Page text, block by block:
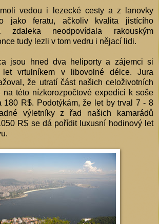
vedou i lezecké cesty a z lanovky
jako feratu, ačkoliv kvalita jistícího
zdaleka neodpovídala rakouským
tudy lezli v tom vedru i nějací lidi.
jsou hned dva heliporty a zájemci si
let vrtulníkem v libovolné délce. Jura
že utratí část našich celoživotních
na této nízkorozpočtové expedici k soše
180 R$. Podotýkám, že let by trval 7 - 8
výletníky z řad našich kamarádů
R$ se dá pořídit luxusní hodinový let